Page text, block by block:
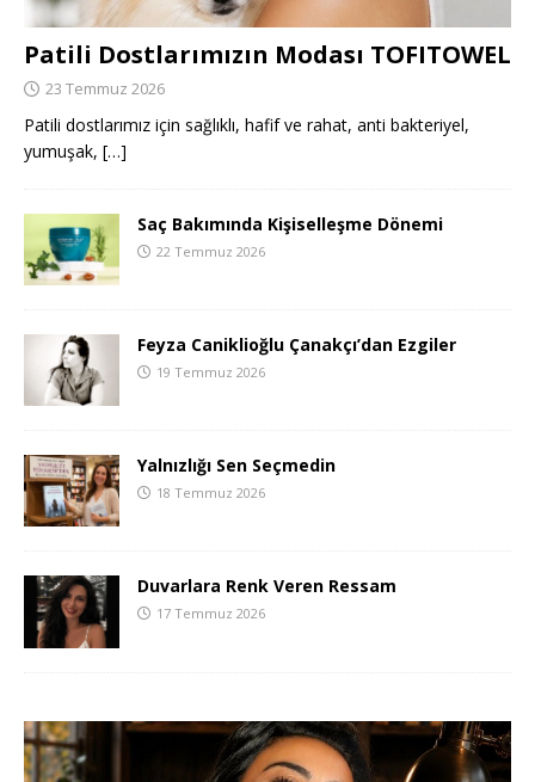
Patili Dostlarımızın Modası TOFITOWEL
23 Temmuz 2026
Patili dostlarımız için sağlıklı, hafif ve rahat, anti bakteriyel,
yumuşak, […]
Saç Bakımında Kişiselleşme Dönemi
22 Temmuz 2026
Feyza Caniklioğlu Çanakçı’dan Ezgiler
19 Temmuz 2026
Yalnızlığı Sen Seçmedin
18 Temmuz 2026
Duvarlara Renk Veren Ressam
17 Temmuz 2026